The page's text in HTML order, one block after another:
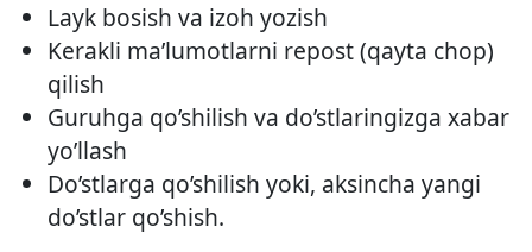
Layk bosish va izoh yozish
Kerakli ma’lumotlarni repost (qayta chop)
qilish
Guruhga qo’shilish va do’stlaringizga xabar
yo’llash
Do’stlarga qo’shilish yoki, aksincha yangi
do’stlar qo’shish.